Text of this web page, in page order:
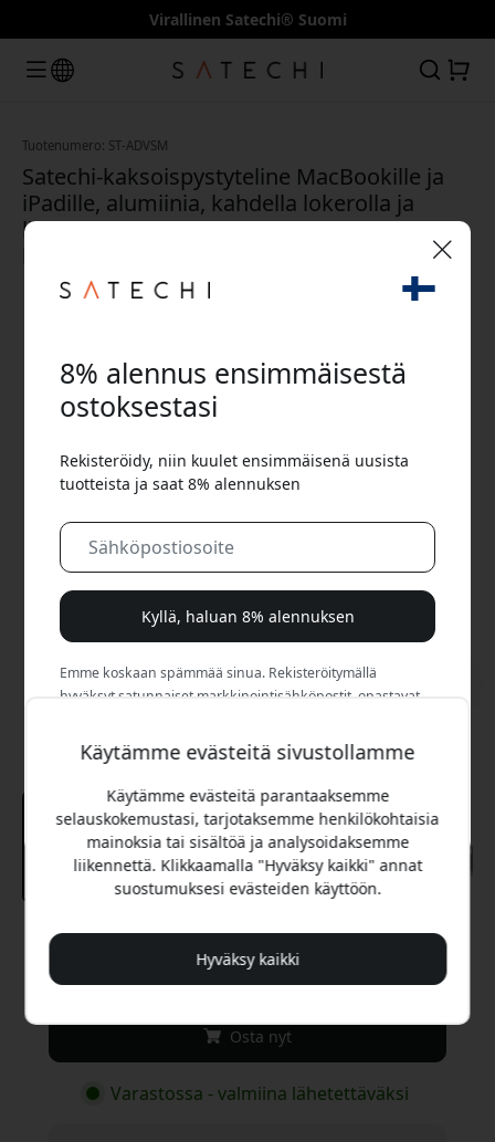
Virallinen Satechi® Suomi
Tuotenumero: ST-ADVSM
Satechi-kaksoispystyteline MacBookille ja
iPadille, alumiinia, kahdella lokerolla ja
liukumattomilla tyynyillä - Avaruuden
Suositeltava hinta
49.99 EUR
Osta nyt
Varastossa - valmiina lähetettäväksi
Käytämme evästeitä sivustollamme
Käytämme evästeitä parantaaksemme
selauskokemustasi, tarjotaksemme henkilökohtaisia
mainoksia tai sisältöä ja analysoidaksemme
liikennettä. Klikkaamalla "Hyväksy kaikki" annat
suostumuksesi evästeiden käyttöön.
Hyväksy kaikki
8% alennus ensimmäisestä
ostoksestasi
Rekisteröidy, niin kuulet ensimmäisenä uusista
tuotteista ja saat 8% alennuksen
Kyllä, haluan 8% alennuksen
Emme koskaan spämmää sinua. Rekisteröitymällä
hyväksyt satunnaiset markkinointisähköpostit, opastavat
🎉 Alennuskoodisi:
Käytä tätä koodia kassalla saadaksesi 8%
alennuksen.